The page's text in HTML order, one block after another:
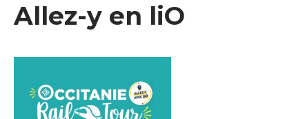
Allez-y en liO